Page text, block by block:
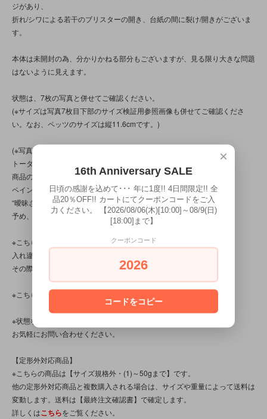
ジがあり、
折れ/シワによる若干のブリスターの開き、台紙の間に裂け/開きがございま
す。
本体は未開封の為、分かりかねる部分もございますが、見る限り大きな問題
はないように見えます。
状態は、7枚の写真と併せてご確認ください。
(※サイズは写真7枚目下部のサイズ検証用参照画像も併せてご確認くださ
い。なお、ペッツのサイズは縦11.6cmです。)
(※写真は、光の当たり方によって見え方が変わる為、
トータル的に判断頂けると幸いです。
商品の特性/性質上、上記の問題以前に、
ペイントのムラや漏れ、バリ処理、作り自体に、
“曖昧さ”“甘さ”“雑さ”の部分が見られる商品です。
予め、ご了承くださいませ。)
※こちらの商品は店頭でも販売しています。
入れ違いで完売してしまう場合がございます。
その際はご容赦くださいませ。
※こちらの商品は、中古・ヴィンテージ品です。
※状態など分かり辛い点、気になる点、不明点がございましたら、
お気軽にお問い合わせください。
【定形外対応商品】
※こちらの商品は【サイズ規格外・(1)～50gまで】です。
他の定形外対応商品と複数購入される場合は、サイズや重量によって送料は
変動します。送料は【最終注文確認書】で確定します。
詳しくはこちらをご覧ください。
×
16th Anniversary SALE
日頃の感謝を込めて･･･ 年に1度!! 4日間限定!! 全
品20％OFF!! カートにてクーポンコードをご入
力ください。 【2026/08/06(木)[10:00]～08/9(日)
[18:00]まで】
クーポンコード
2026
コードをコピー